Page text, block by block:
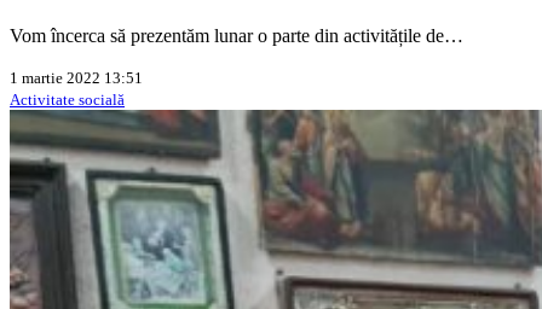
Vom încerca să prezentăm lunar o parte din activitățile de…
1 martie 2022 13:51
Activitate socială